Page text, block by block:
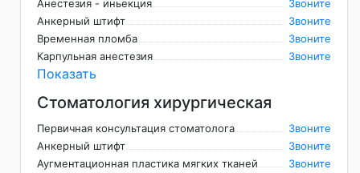
Анестезия - иньекция
Звоните
Анкерный штифт
Звоните
Временная пломба
Звоните
Карпульная анестезия
Звоните
Показать
Стоматология хирургическая
Первичная консультация стоматолога
Звоните
Анкерный штифт
Звоните
Аугментационная пластика мягких тканей
Звоните